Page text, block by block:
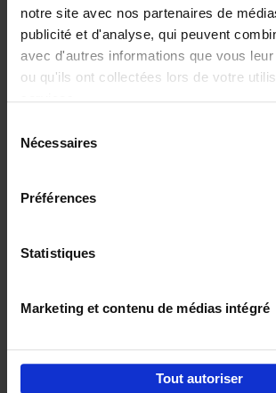
notre site avec nos partenaires de
publicité et d'analyse, qui peuvent
avec d'autres informations que vous
ou qu'ils ont collectées lors de votre
Nécessaires
Préférences
Statistiques
Marketing et contenu de médias intégré
Tout autoriser
€37,50
Building Bonds